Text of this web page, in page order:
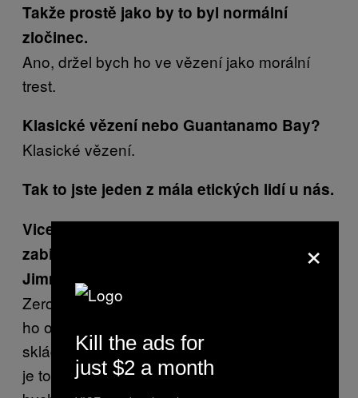
Takže prostě jako by to byl normální
zločinec.
Ano, držel bych ho ve vězení jako morální
trest.
Klasické vězení nebo Guantanamo Bay?
Klasické vězení.
Tak to jste jeden z mála etických lidí u nás.
Vice: Jak by měl být Usáma bin Ládin
zabit?
Jimmy: Já bych si ho přivedl sem na Ground
Zero, pak bych nahoře postavil šibenici, tam
ho oběsil a jeho tělo nechal odvézt na
skládku do Staten Island. Skládka odpadků
je to pravé místo pro jeho odpočinek. Nechal
×
Kill the ads for
just $2 a month